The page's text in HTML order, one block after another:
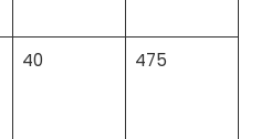
40 475